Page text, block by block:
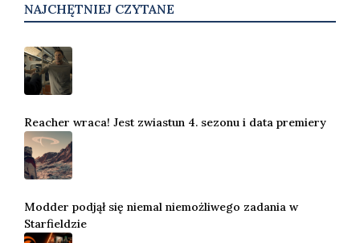
NAJCHĘTNIEJ CZYTANE
Reacher wraca! Jest zwiastun 4. sezonu i data premiery
Modder podjął się niemal niemożliwego zadania w
Starfieldzie